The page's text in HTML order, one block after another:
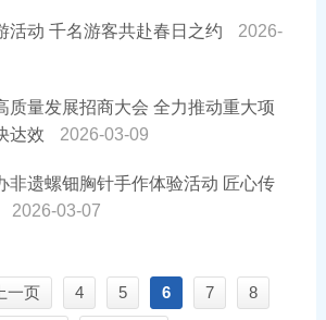
活动 千名游客共赴春日之约
2026-
质量发展招商大会 全力推动重大项
达效
2026-03-09
非遗螺钿胸针手作体验活动 匠心传
2026-03-07
上一页 4 5 6 7 8